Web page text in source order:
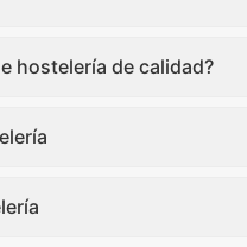
hostelería de calidad?